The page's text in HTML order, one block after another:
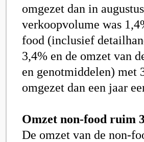
omgezet dan in
verkoopvolume was
food (inclusief
3,4% en de omzet van
en genotmiddelen) met
omgezet dan een jaar
Omzet non-food ruim
De omzet van de non-